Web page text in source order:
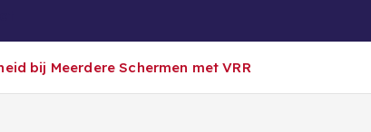
bij Meerdere Schermen met VRR